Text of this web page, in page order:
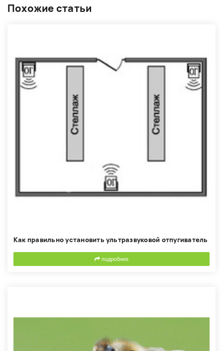
Похожие статьи
Как правильно установить ультразвуковой отпугиватель
подробнее